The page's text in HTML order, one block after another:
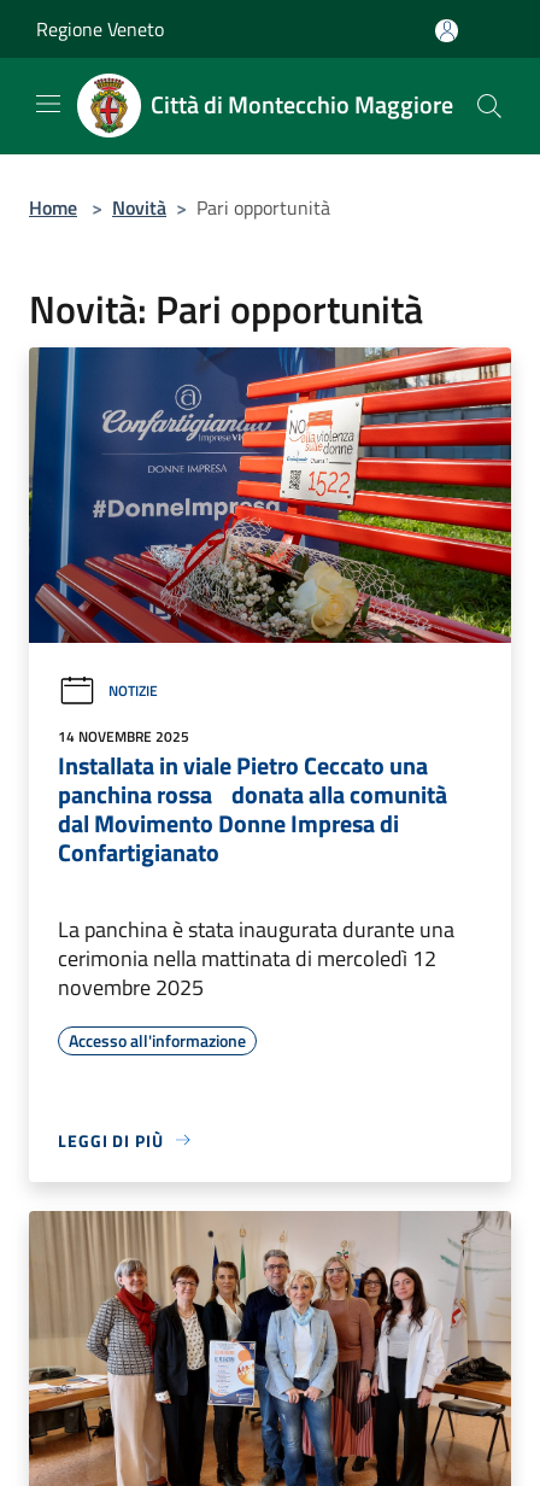
Regione Veneto
Città di Montecchio Maggiore
Home > Novità > Pari opportunità
Novità: Pari opportunità
NOTIZIE
14 NOVEMBRE 2025
Installata in viale Pietro Ceccato una
panchina rossa donata alla comunità
dal Movimento Donne Impresa di
Confartigianato
La panchina è stata inaugurata durante una
cerimonia nella mattinata di mercoledì 12
novembre 2025
Accesso all'informazione
LEGGI DI PIÙ